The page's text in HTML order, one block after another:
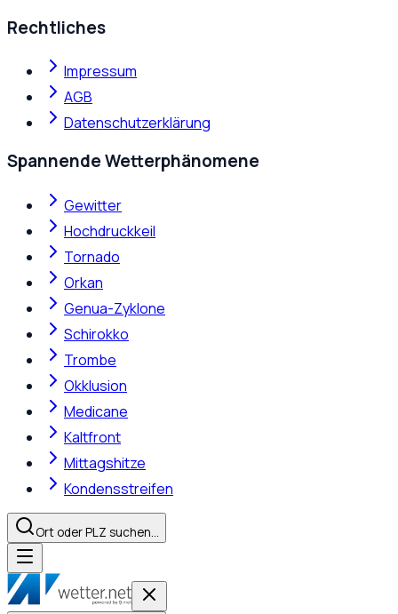
Rechtliches
Impressum
AGB
Datenschutzerklärung
Spannende Wetterphänomene
Gewitter
Hochdruckkeil
Tornado
Orkan
Genua-Zyklone
Schirokko
Trombe
Okklusion
Medicane
Kaltfront
Mittagshitze
Kondensstreifen
Ort oder PLZ suchen…